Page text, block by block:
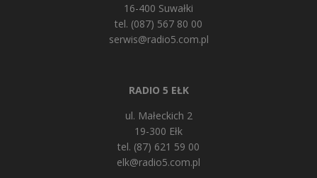
16-400 Suwałki
tel. (087) 567 80 00
serwis@radio5.com.pl
RADIO 5 EŁK
ul. Małeckich 2
19-300 Ełk
tel. (87) 621 59 00
elk@radio5.com.pl